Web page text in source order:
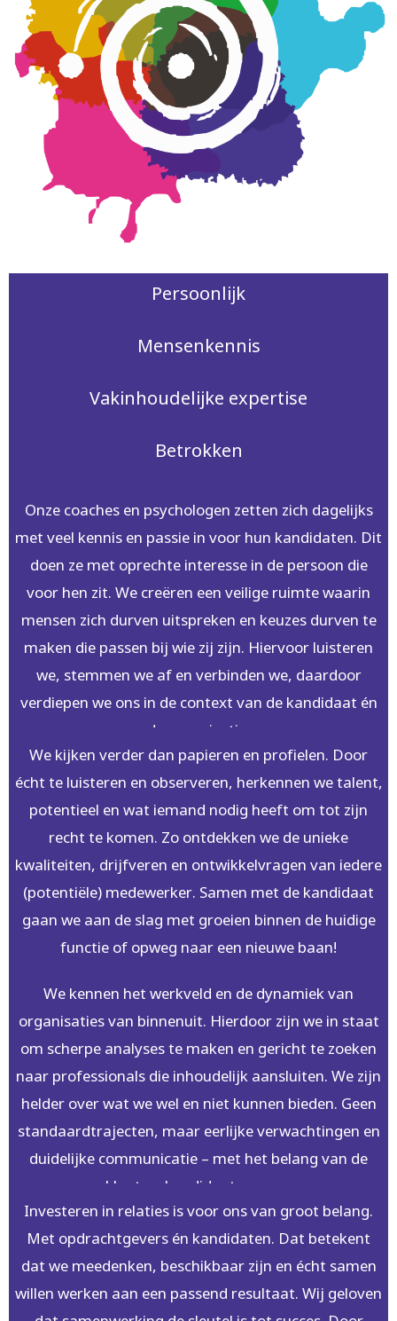
Persoonlijk
Mensenkennis
Vakinhoudelijke expertise
Betrokken
Onze coaches en psychologen zetten zich dagelijks
met veel kennis en passie in voor hun kandidaten. Dit
doen ze met oprechte interesse in de persoon die
voor hen zit. We creëren een veilige ruimte waarin
mensen zich durven uitspreken en keuzes durven te
maken die passen bij wie zij zijn. Hiervoor luisteren
we, stemmen we af en verbinden we, daardoor
verdiepen we ons in de context van de kandidaat én
de organisatie.
We kijken verder dan papieren en profielen. Door
écht te luisteren en observeren, herkennen we talent,
potentieel en wat iemand nodig heeft om tot zijn
recht te komen. Zo ontdekken we de unieke
kwaliteiten, drijfveren en ontwikkelvragen van iedere
(potentiële) medewerker. Samen met de kandidaat
gaan we aan de slag met groeien binnen de huidige
functie of opweg naar een nieuwe baan!
We kennen het werkveld en de dynamiek van
organisaties van binnenuit. Hierdoor zijn we in staat
om scherpe analyses te maken en gericht te zoeken
naar professionals die inhoudelijk aansluiten. We zijn
helder over wat we wel en niet kunnen bieden. Geen
standaardtrajecten, maar eerlijke verwachtingen en
duidelijke communicatie – met het belang van de
klant en kandidaat voorop.
Investeren in relaties is voor ons van groot belang.
Met opdrachtgevers én kandidaten. Dat betekent
dat we meedenken, beschikbaar zijn en écht samen
willen werken aan een passend resultaat. Wij geloven